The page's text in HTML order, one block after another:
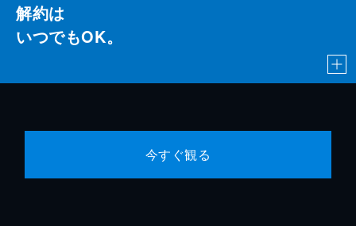
解約は
いつでもOK。
今すぐ観る